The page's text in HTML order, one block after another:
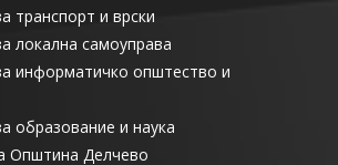
транспорт и врски
локална самоуправа
информатичко општество и
образование и наука
Општина Делчево